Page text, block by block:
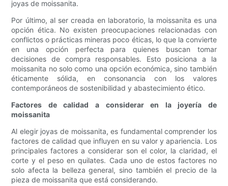
joyas de moissanita.
Por último, al ser creada en laboratorio, la moissanita es una
opción ética. No existen preocupaciones relacionadas con
conflictos o prácticas mineras poco éticas, lo que la convierte
en una opción perfecta para quienes buscan tomar
decisiones de compra responsables. Esto posiciona a la
moissanita no solo como una opción económica, sino también
éticamente sólida, en consonancia con los valores
contemporáneos de sostenibilidad y abastecimiento ético.
Factores de calidad a considerar en la joyería de
moissanita
Al elegir joyas de moissanita, es fundamental comprender los
factores de calidad que influyen en su valor y apariencia. Los
principales factores a considerar son el color, la claridad, el
corte y el peso en quilates. Cada uno de estos factores no
solo afecta la belleza general, sino también el precio de la
pieza de moissanita que está considerando.